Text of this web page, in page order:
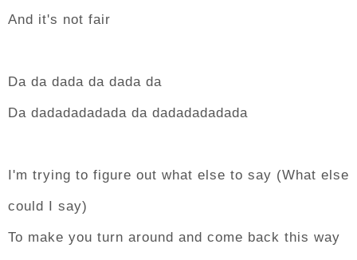
And it's not fair
Da da dada da dada da
Da dadadadadada da dadadadadada
I'm trying to figure out what else to say (What else
could I say)
To make you turn around and come back this way